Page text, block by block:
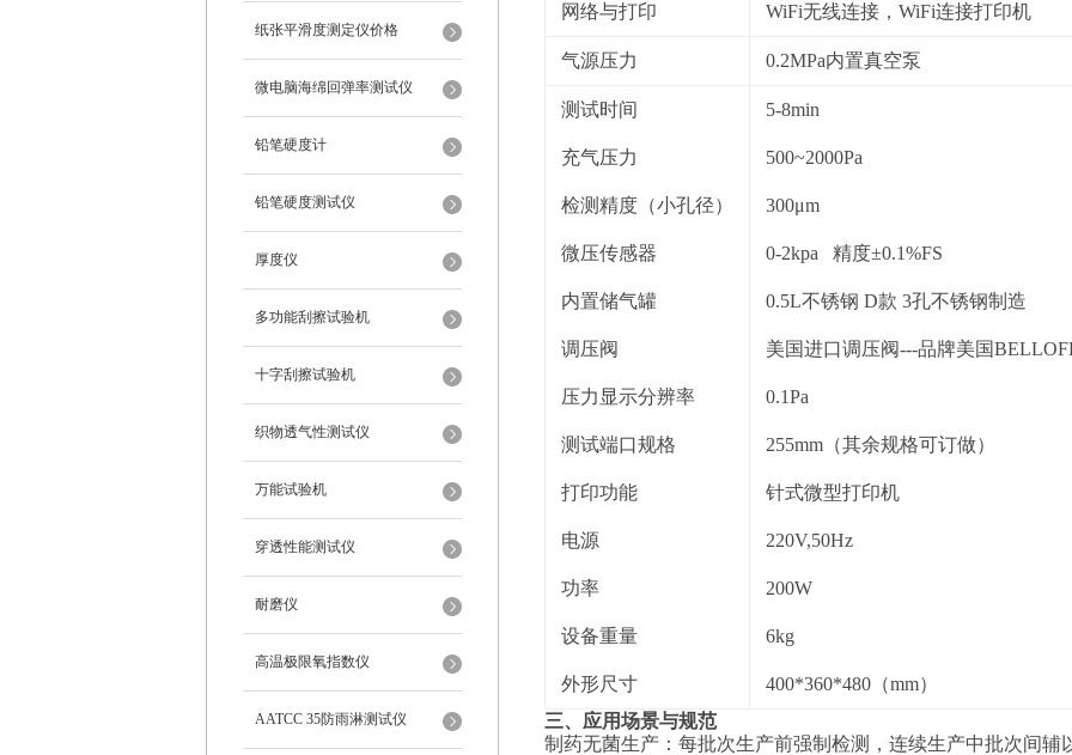
纸张平滑度测定仪价格
微电脑海绵回弹率测试仪
铅笔硬度计
铅笔硬度测试仪
厚度仪
多功能刮擦试验机
十字刮擦试验机
织物透气性测试仪
万能试验机
穿透性能测试仪
耐磨仪
高温极限氧指数仪
AATCC 35防雨淋测试仪
网络与打印 WiFi无线连接，WiFi连接打印机
气源压力 0.2MPa内置真空泵
测试时间 5-8min
充气压力 500~2000Pa
检测精度（小孔径） 300μm
微压传感器 0-2kpa 精度±0.1%FS
内置储气罐 0.5L不锈钢 D款 3孔不锈钢制造
调压阀 美国进口调压阀---品牌美国
压力显示分辨率 0.1Pa
测试端口规格 255mm（其余规格可订做）
打印功能 针式微型打印机
电源 220V,50Hz
功率 200W
设备重量 6kg
外形尺寸
400*360*480（mm）
三、 应用场景与规范
制药无菌生产‌：每批次生产前强制检测，连续生产中批次间辅